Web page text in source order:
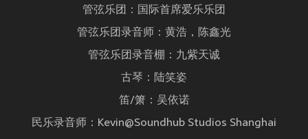
管弦乐团：国际首席爱乐乐团
管弦乐团录音师：黄浩，陈鑫光
管弦乐团录音棚：九紫天诚
古琴：陆笑姿
笛/箫：吴依诺
民乐录音师：Kevin@Soundhub Studios Shanghai